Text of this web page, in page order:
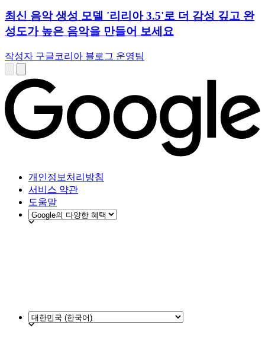
최신 음악 생성 모델 '리리아 3.5'로 더 감성 깊고 완
성도가 높은 음악을 만들어 보세요
작성자 구글코리아 블로그 운영팀
개인정보처리방침
서비스 약관
도움말